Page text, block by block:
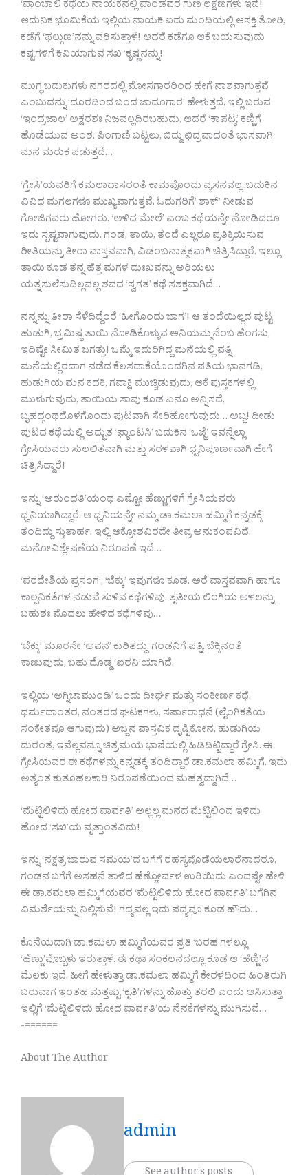
‘ಪಾಂಚಾಲಿ ಕಥೆಯ ನಾಯಕನಲ್ಲಿ ಪಾಂಡವರ‌ ಗುಣ ಲಕ್ಷಣಗಳು ಇವೆ!
ಆದುನಿಕ ಭೂಮಿಕೆಯ ಇಲ್ಲಿಯ ನಾಯಕಿ ಐದು ಮಂದಿಯಲ್ಲಿ ಆಸಕ್ತಿ ತೋರಿ,
ಕಡೆಗೆ ‘ಫಲ್ಗುಣ’ನನ್ನು ವರಿಸುತ್ತಾಳೆ! ಆದರೆ ಕಡೆಗೂ ಆಕೆ ಬಯಸುವುದು
ಕಷ್ಟಗಳಿಗೆ ಕಿವಿಯಾಗುವ ಸಖ ‘ಕೃಷ್ಣನನ್ನು!
ಮುಗ್ಧ ಬದುಕುಗಳು ನಗರದಲ್ಲಿ ಮೋಸಗಾರರಿಂದ ಹೇಗೆ ನಾಶವಾಗುತ್ತವೆ
ಎಂಬುದನ್ನು ‘ದೂರದಿಂದ ಬಂದ ಜಾದೂಗಾರ’ ಹೇಳುತ್ತದೆ. ಇಲ್ಲಿ ಬರುವ
‘ಇಂದ್ರಜಾಲ’ ಅಕ್ಷರಶಃ ನಿಜವಲ್ಲದಿರಬಹುದು, ಆದರೆ ‘ಕಾಪಟ್ಯ’ ಕಣ್ಣಿಗೆ
ಹೊಡೆಯುವ ಅಂಶ. ಪಿಂಗಾಣಿ ಬಟ್ಟಲು, ಬಿದ್ದು ಛಿದ್ರವಾದಂತೆ ಭಾಸವಾಗಿ
ಮನ ಮರುಕ ಪಡುತ್ತದೆ…
‘ಗ್ರೇಸಿ’ಯವರಿಗೆ ಕಮಲಾದಾಸರಂತೆ ಕಾಮವೊಂದು ವ್ಯಸನವಲ್ಲ..ಬದುಕಿನ
ವಿವಿಧ ಮಗಲಗಳೂ ಮುಖ್ಯವಾಗುತ್ತವೆ. ಓದುಗರಿಗೆ’ ಶಾಕ್’ ನೀಡುವ
ಗೋಜಿಗವರು ಹೋಗರು. ‘ಅಳಿದ ಮೇಲೆ’ ಎಂಬ ಕಥೆಯನ್ನೇ ನೋಡಿದರೂ
ಇದು ಸ್ಪಷ್ಟವಾಗುವುದು. ಗಂಡ, ತಾಯಿ, ತಂದೆ ಎಲ್ಲರೂ ಪ್ರತಿಕ್ರಿಯಿಸುವ
ರೀತಿಯನ್ನು ತೀರಾ ವಾಸ್ತವವಾಗಿ, ವಿಡಂಬನಾತ್ಮಕವಾಗಿ ಚಿತ್ರಿಸಿದ್ದಾರೆ. ಇಲ್ಲೂ
ತಾಯಿ ಕೂಡ ತನ್ನ ಹೆತ್ತ ಮಗಳ ದುಃಖವನ್ನು ಅರಿಯಲು
ಯತ್ನಸುಲೆಸುದಿಲ್ಲವಲ್ಲ ಶವದ ‘ಸ್ವಗತ’ ಕಥೆ ಸಶಕ್ತವಾಗಿದೆ…
ನನ್ನನ್ನು ತೀರಾ ಸೆಳೆದಿದ್ದೆಂರೆ ‘ಹೀಗೊಂದು ಜಾಗ’! ಆ ತಂದೆಯಿಲ್ಲದ ಪುಟ್ಟ
ಹುಡುಗಿ, ಭ್ರಮಿಷ್ಠ ತಾಯಿ ನೋಡಿಕೊಳ್ಳುವ ಅನಿಯಮ್ಮನೆಂಬ ಹೆಂಗಸು,
ಇದಿಷ್ಟೇ ಸೀಮಿತ ಜಗತ್ತು! ಒಮ್ಮೆ ಇದುರಿಗಿದ್ದ ಮನೆಯಲ್ಲಿ ಪತ್ನಿ
ಮನೆಯಲ್ಲಿರದಾಗ ನಡೆದ ಕೆಲಸದಾಕೆಯೊಂದಗಿನ ಪತಿಯ ಭಾನಗಡಿ,
ಹುಡುಗಿಯ ಮನ ಕದಕಿ, ಗವಾಕ್ಷಿ ಮುಚ್ಚಿಡುವುದು, ಆಕೆ ಪುಸ್ತಕಗಳಲ್ಲಿ
ಮುಳುಗುವುದು, ತಾಯಿಯ ಸಾವು ಕೂಡ ಏನೂ ಅನ್ನಿಸದೆ,
ಬೃಹದ್ಗಂಥದೊಳಗೊಂದು ಪುಟವಾಗಿ ಸೇರಿಹೋಗುವುದು… ಅಬ್ಬ! ದೀಡು
ಪುಟದ ಕಥೆಯಲ್ಲಿ ಅದ್ಭುತ ‘ಫ್ಯಾಂಟಸಿ’ ಬದುಕಿನ ‘ಒಜ್ಜೆ’ ಇವನ್ನೆಲ್ಲಾ
ಗ್ರೇಸಿಯವರು ಸುಲಲಿತವಾಗಿ ಮತ್ತು ಸರಳವಾಗಿ ಧ್ವನಿಪೂರ್ಣವಾಗಿ ಹೇಗೆ
ಚಿತ್ರಿಸಿದ್ದಾರೆ!
ಇನ್ನು ‘ಅರುಂಧತಿ’ಯಂಥ ಎಷ್ಟೋ ಹೆಣ್ಣುಗಳಿಗೆ ಗ್ರೇಸಿಯವರು
ಧ್ವನಿಯಾಗಿದ್ದಾರೆ. ಆ ಧ್ವನಿಯನ್ನೇ ನಮ್ಮ ಡಾ.ಕಮಲಾ ಹಮ್ಮಿಗೆ ಕನ್ನಡಕ್ಕೆ
ತಂದಿದ್ದು ಸ್ತುತಾರ್ಹ. ಇಲ್ಲಿ ಆಕ್ರೋಶವಿರದೇ ತೀವ್ರ ಅನುಕಂಪವಿದೆ.
ಮನೋವಿಶ್ಲೇಷಣೆಯ ನಿರೂಪಣೆ ಇದೆ…
‘ಪರದೇಶಿಯ ಪ್ರಸಂಗ’, ‘ಬೆಕ್ಕು’ ಇವುಗಳೂ ಕೂಡ. ಅರೆ ವಾಸ್ತವವಾಗಿ ಹಾಗೂ
ಕಾಲ್ಪನಿಕತೆಗಳ ನಡುವೆ ಸುಳಿವ ಕಥೆಗಳಿವು. ತೃತೀಯ ಲಿಂಗಿಯ ಅಳಲನ್ನು
ಬಹುಶಃ ಮೊದಲು ಹೇಳಿದ ಕಥೆಗಳಿವು…
‘ಬೆಕ್ಕು’ ಮೂರನೇ ‘ಅವನ’ ಕುರಿತದ್ದು. ಗಂಡನಿಗೆ ಪತ್ನಿ, ಬೆಕ್ಕಿನಂತೆ
ಕಾಣುವುದು, ಬಹು ದೊಡ್ಡ ‘ಐರನಿ’ಯಾಗಿದೆ.
ಇಲ್ಲಿಯ ‘ಅಗ್ನಿಚಾಮುಂಡಿ’ ಒಂದು ದೀರ್ಘ ಮತ್ತು ಸಂಕೀರ್ಣ ಕಥೆ.
ಧರ್ಮದಾಂತರ, ನಂತರದ ಘಟಕಗಳು, ಸರ್ಪಾರಾಧನೆ (ಲೈಂಗಿಕತೆಯ
ಸಂಕೇತವೂ ಆಗುವುದು) ಅಜ್ಜನ ವಾಸ್ತವಿಕ ದೃಷ್ಟಿಕೋನ, ಹುಡುಗಿಯ
ದುರಂತ, ಇವೆಲ್ಲವನ್ನೂ ಚಿತ್ರಮಯ ಭಾಷೆಯಲ್ಲಿ ಹಿಡಿದಿಟ್ಟಿದ್ದಾರೆ ಗ್ರೇಸಿ. ಈ
ಗ್ರೇಸಿಯವರ ಈ ಕಥೆಗಳನ್ನು ಕನ್ನಡಕ್ಕೆ ತಂದಿದ್ದಾರೆ ಡಾ.ಕಮಲಾ ಹಮ್ಮಿಗೆ. ಇದು
ಅತ್ಯಂತ ಕುತೂಹಲಕಾರಿ ನಿರೂಪಣೆಯಿಂದ ಮಹತ್ವದ್ದಾಗಿದೆ…
‘ಮೆಟ್ಟಿಲಿಳಿದು ಹೋದ ಪಾರ್ವತಿ’ ಅಲ್ಲಲ್ಲ ಮನದ ಮೆಟ್ಟಿಲಿಂದ ಇಳಿದು
ಹೋದ ‘ಸಖಿ’ಯ ವೃತ್ತಾಂತವಿದು!
ಇನ್ನು ‘ನಕ್ಷತ್ರ ಜಾರುವ ಸಮಯ’ದ ಬಗೆಗೆ ರಹಸ್ಯವೊಡೆಯಲಾರೆನಾದರೂ,
ಗಂಡನ ಬಗೆಗೆ ಅಸಹನೆ ತಾಳಿದ ಹೆಣ್ಣೋರ್ವಳ ಉರಿಯಿದು ಎಂದಷ್ಟೇ ಹೇಳಿ
ಈ ಡಾ.ಕಮಲಾ ಹಮ್ಮಿಗೆಯವರ ‘ಮೆಟ್ಟಿಲಿಳಿದು ಹೋದ ಪಾರ್ವತಿ’ ಬಗೆಗಿನ
ವಿಮರ್ಶೆಯನ್ನು ನಿಲ್ಲಿಸುವೆ! ಗದ್ಯವಲ್ಲ ಇದು ಪದ್ಯವೂ ಕೂಡ ಹೌದು…
ಕೊನೆಯದಾಗಿ ಡಾ.ಕಮಲಾ ಹಮ್ಮಿಗೆಯವರ ಪ್ರತಿ ‘ಬರಹ’ಗಳಲ್ಲೂ
‘ಹೆಣ್ಣು’ವೊಬ್ಬಳು ಇರುತ್ತಾಳೆ. ಈ ಕಥಾ ಸಂಕಲನದಲ್ಲೂ ಕೂಡ ಆ ‘ಹೆಣ್ಣಿ’ನ
ಮೆಲಕು ಇದೆ. ಹೀಗೆ ಹೇಳುತ್ತಾ ಡಾ.ಕಮಲಾ ಹಮ್ಮಿಗೆ ಕೇರಳದಿಂದ ಹಿಂತಿರುಗಿ
ಬರುವಾಗ ಇಂತಹ ಮತ್ತಷ್ಟು ‘ಕೃತಿ’ಗಳನ್ನು ಹೊತ್ತು ತರಲಿ ಎಂದು ಆಸಿಸುತ್ತಾ
ಇಲ್ಲಿಗೆ ‘ಮೆಟ್ಟಿಲಿಳಿದು ಹೋದ ಪಾರ್ವತಿ’ಯ ನೆನಕೆಗಳನ್ನು ಮುಗಿಸುವೆ…
-======
About The Author
admin